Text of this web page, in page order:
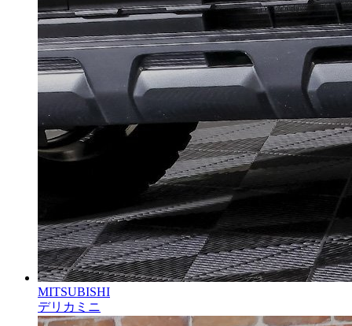
MITSUBISHI
デリカミニ